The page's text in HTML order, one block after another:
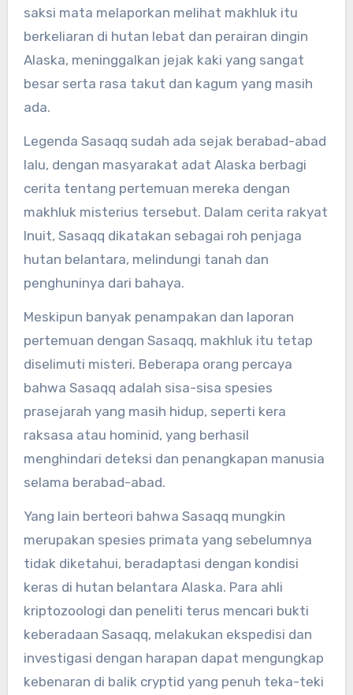
saksi mata melaporkan melihat makhluk itu
berkeliaran di hutan lebat dan perairan dingin
Alaska, meninggalkan jejak kaki yang sangat
besar serta rasa takut dan kagum yang masih
ada.
Legenda Sasaqq sudah ada sejak berabad-abad
lalu, dengan masyarakat adat Alaska berbagi
cerita tentang pertemuan mereka dengan
makhluk misterius tersebut. Dalam cerita rakyat
Inuit, Sasaqq dikatakan sebagai roh penjaga
hutan belantara, melindungi tanah dan
penghuninya dari bahaya.
Meskipun banyak penampakan dan laporan
pertemuan dengan Sasaqq, makhluk itu tetap
diselimuti misteri. Beberapa orang percaya
bahwa Sasaqq adalah sisa-sisa spesies
prasejarah yang masih hidup, seperti kera
raksasa atau hominid, yang berhasil
menghindari deteksi dan penangkapan manusia
selama berabad-abad.
Yang lain berteori bahwa Sasaqq mungkin
merupakan spesies primata yang sebelumnya
tidak diketahui, beradaptasi dengan kondisi
keras di hutan belantara Alaska. Para ahli
kriptozoologi dan peneliti terus mencari bukti
keberadaan Sasaqq, melakukan ekspedisi dan
investigasi dengan harapan dapat mengungkap
kebenaran di balik cryptid yang penuh teka-teki